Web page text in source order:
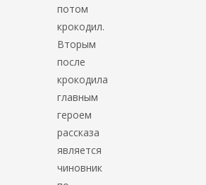
потом
крокодил.
Вторым
после
крокодила
главным
героем
рассказа
является
чиновник